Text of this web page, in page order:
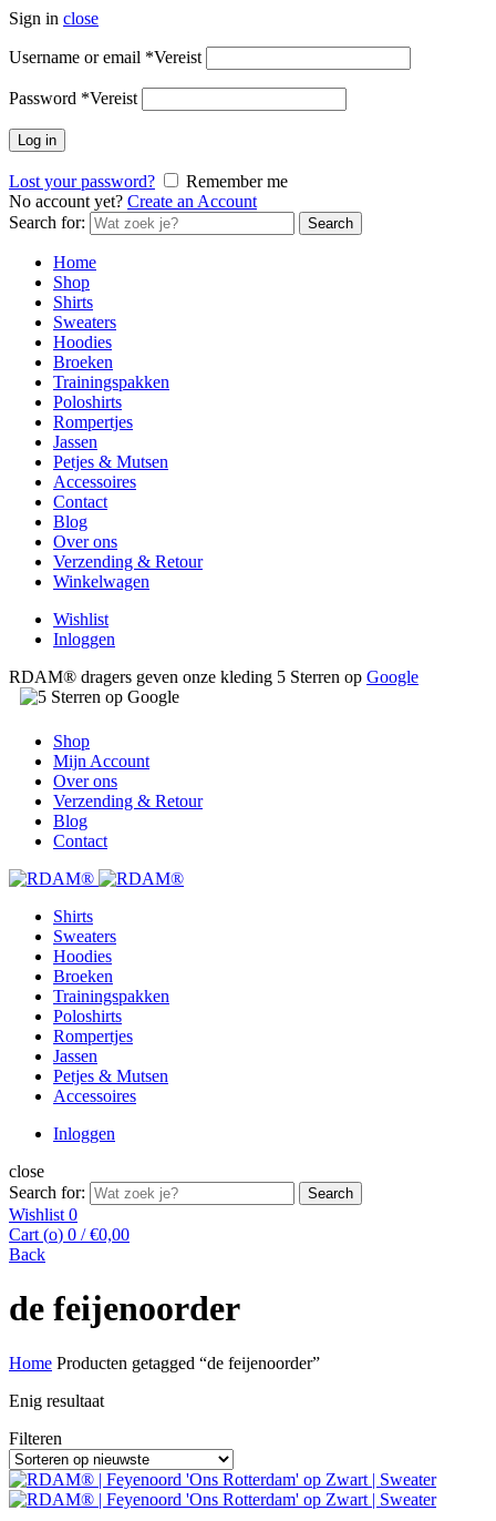
Sign in close
Username or email *Vereist
Password *Vereist
Log in
Lost your password?
Remember me
No account yet? Create an Account
Search for:
Search
Home
Shop
Shirts
Sweaters
Hoodies
Broeken
Trainingspakken
Poloshirts
Rompertjes
Jassen
Petjes & Mutsen
Accessoires
Contact
Blog
Over ons
Verzending & Retour
Winkelwagen
Wishlist
Inloggen
RDAM® dragers geven onze kleding 5 Sterren op Google
Shop
Mijn Account
Over ons
Verzending & Retour
Blog
Contact
Shirts
Sweaters
Hoodies
Broeken
Trainingspakken
Poloshirts
Rompertjes
Jassen
Petjes & Mutsen
Accessoires
Inloggen
close
Search for:
Search
Wishlist 0
Cart (o) 0 / €0,00
Back
de feijenoorder
Home Producten getagged “de feijenoorder”
Enig resultaat
Filteren